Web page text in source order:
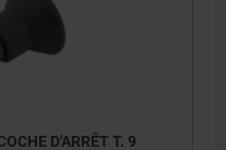
D'ARRÊT T. 9